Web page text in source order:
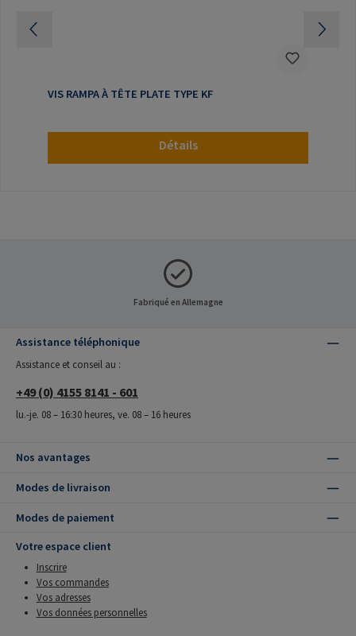
VIS RAMPA À TÊTE PLATE TYPE KF
Détails
Fabriqué en Allemagne
Assistance téléphonique
Assistance et conseil au :
+49 (0) 4155 8141 - 601
lu.-je. 08 – 16:30 heures, ve. 08 – 16 heures
Nos avantages
Modes de livraison
Modes de paiement
Votre espace client
Inscrire
Vos commandes
Vos adresses
Vos données personnelles